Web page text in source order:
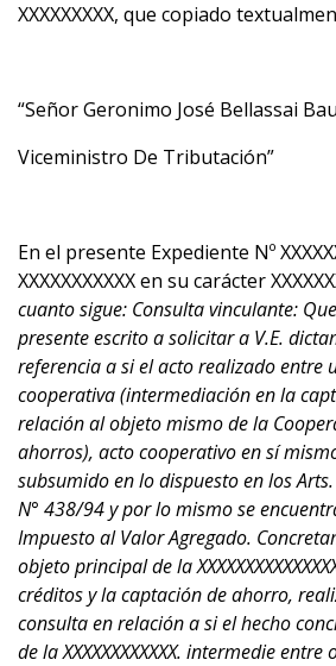
XXXXXXXXX, que copiado
“Señor Geronimo José Bellassai
Viceministro De Tributación”
En el presente Expediente Nº
XXXXXXXXXXX en su carácter
cuanto sigue: Consulta vinculante:
presente escrito a solicitar a V.E.
referencia a si el acto realizado entre
cooperativa (intermediación en la
relación al objeto mismo de la
ahorros), acto cooperativo en sí
subsumido en lo dispuesto en los
N° 438/94 y por lo mismo se
Impuesto al Valor Agregado.
objeto principal de la
créditos y la captación de ahorro,
consulta en relación a si el hecho
de la XXXXXXXXXXXX. intermedie